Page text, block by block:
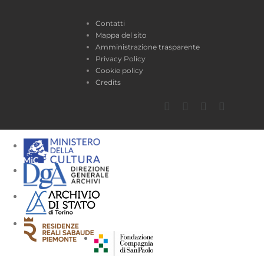
Contatti
Mappa del sito
Amministrazione trasparente
Privacy Policy
Cookie policy
Credits
Facebook
TwitterYouTube